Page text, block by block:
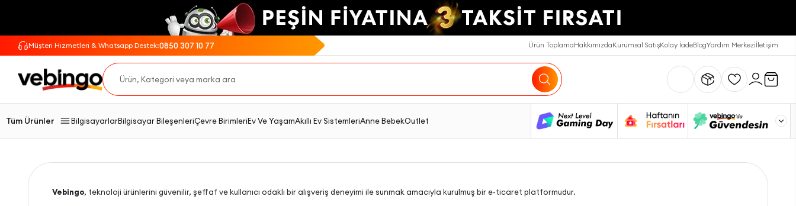
Müşteri Hizmetleri & Whatsapp Destek:0850 307 10 77 Ürün ToplamaHakkımızdaKurumsal SatışKolay İadeBlogYardım Merkeziİletişim
Tüm Ürünler BilgisayarlarBilgisayar BileşenleriÇevre BirimleriEv Ve YaşamAkıllı Ev SistemleriAnne BebekOutlet
Vebingo, teknoloji ürünlerini güvenilir, şeffaf ve kullanıcı odaklı bir alışveriş deneyimi ile sunmak amacıyla kurulmuş bir e-ticaret platformudur.